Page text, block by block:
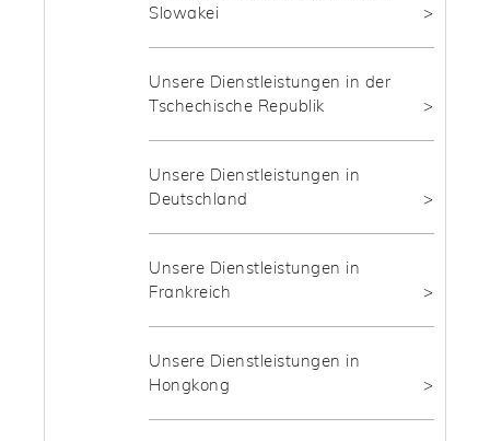
Slowakei
Unsere Dienstleistungen in der
Tschechische Republik
Unsere Dienstleistungen in
Deutschland
Unsere Dienstleistungen in
Frankreich
Unsere Dienstleistungen in
Hongkong